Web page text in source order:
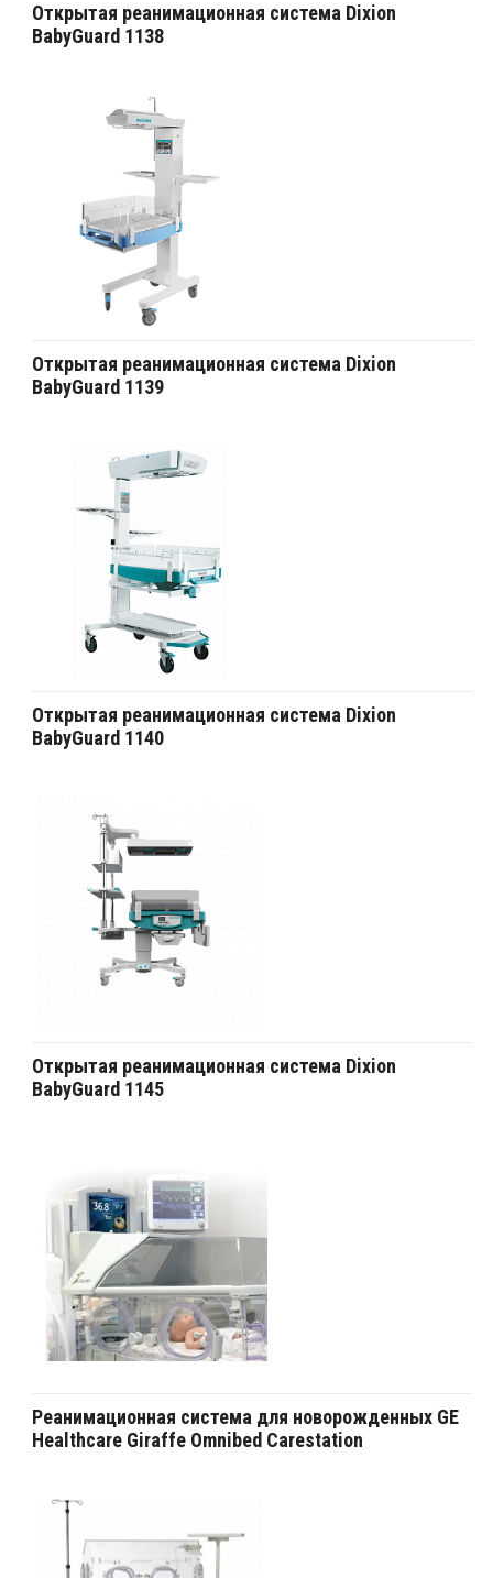
Открытая реанимационная система Dixion
BabyGuard 1138
Открытая реанимационная система Dixion
BabyGuard 1139
Открытая реанимационная система Dixion
BabyGuard 1140
Открытая реанимационная система Dixion
BabyGuard 1145
Реанимационная система для новорожденных GE
Healthcare Giraffe Omnibed Carestation